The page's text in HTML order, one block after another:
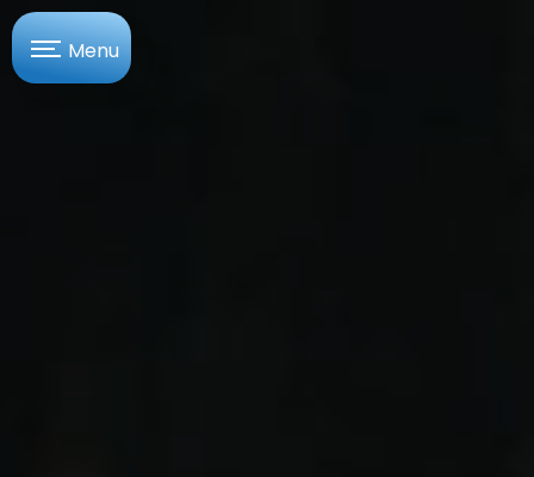
Menu
Panneau de gestion des cookies